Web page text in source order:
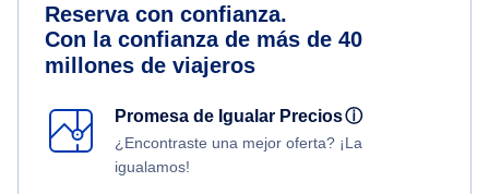
Reserva con confianza.
Con la confianza de más de 40
millones de viajeros
Promesa de Igualar Preciosⓘ
¿Encontraste una mejor oferta? ¡La
igualamos!